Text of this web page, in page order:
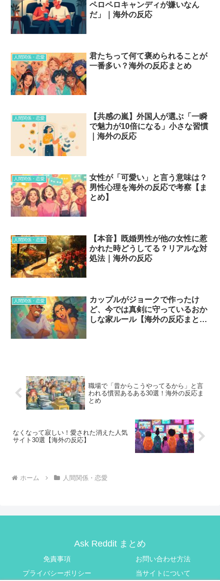
ペロペロキャンディが嫌いなん
だ」｜海外の反応
人間関係・恋愛
君たちって何て褒められることが
一番多い？海外の反応まとめ
人間関係・恋愛
【共感の嵐】外国人が選ぶ「一瞬
で魅力が10倍になる」小さな習慣
｜海外の反応
人間関係・恋愛
女性が「可愛い」と言う意味は？
男性心理を海外の反応で考察【ま
とめ】
人間関係・恋愛
【本音】既婚男性が他の女性に惹
かれた時どうしてる？リアルな対
処法｜海外の反応
人間関係・恋愛
カップルがジョークで作ったけ
ど、今では真剣に守っているおか
しな家ルール【海外の反応まと
職場で「昔からこうやってるから」と言
われる慣習あるある30選！海外の反応ま
とめ
なくなって寂しい！愛された消えた人気
サイト30選【海外の反応】
ホーム 人間関係・恋愛
Ask Reddit まとめ
免責事項
お問い合わせ方法
プライバシーポリシー
当サイトについて